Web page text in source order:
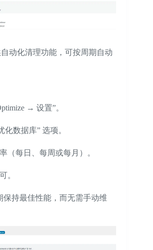
自动化清理功能，可按周期自动
→ 设置”。
化数据库” 选项。
（每日、每周或每月）。
。
保持最佳性能，而无需手动维